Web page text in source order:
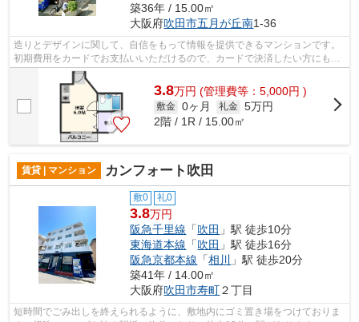
築36年 / 15.00㎡
大阪府吹田市五月が丘南1-36
造りとデザインに関して、自信をもって情報を提供できるマンションです。
初期費用をカードでお支払いいただけるので、カードで決済したい方にもお
すすめです。敷地内ごみ置き場がある...
3.8万円 (管理費等：5,000円 )
敷金 0ヶ月 礼金 5万円
2階 / 1R / 15.00㎡
賃貸 | マンション カンフォート吹田
敷0 礼0
3.8万円
阪急千里線 「吹田 」駅 徒歩10分
東海道本線 「吹田 」駅 徒歩16分
阪急京都本線 「相川
」駅 徒歩20分
築41年 / 14.00㎡
大阪府吹田市寿町２丁目
短時間でごみ出しを終えられるように、敷地内にゴミ置き場をつけておりま